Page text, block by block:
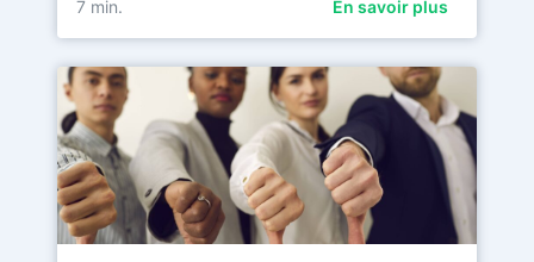
7 min. En savoir plus